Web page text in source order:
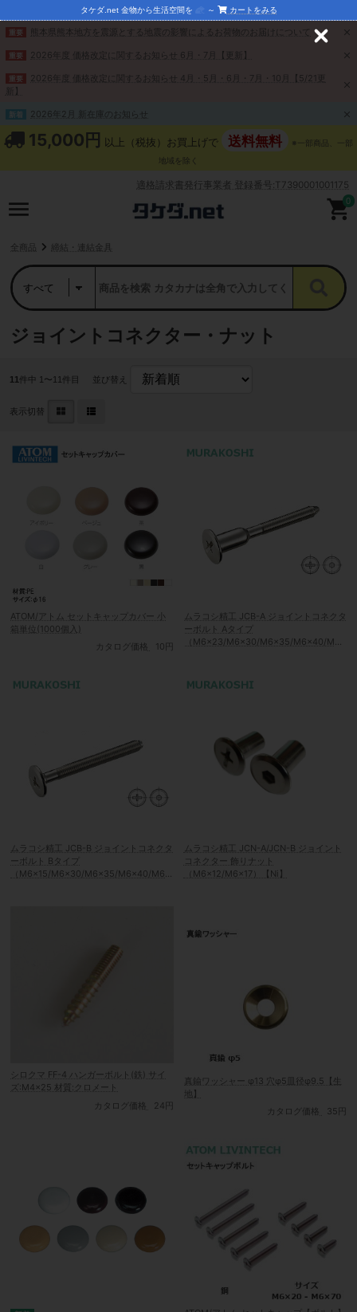
重要 熊本県熊本地方を震源とする地震の影響によるお荷物のお届けについて
重要 2026年度 価格改定に関するお知らせ 6月・7月【更新】
重要
2026年度 価格改定に関するお知らせ 4月・5月・6月・7月・10月【5/21更
新】
新着 2026年2月 新在庫のお知らせ
タケダ.net 金物から生活空間を ～ カートをみる
15,000円 以上（税抜）お買上げで 送料無料
※一部商品、一部
地域を除く
適格請求書発行事業者 登録番号:T7390001001175
0
全商品 締結・連結金具
ジョイントコネクター・ナット
11 件中 1〜11件目 並び替え
表示切替
ATOM/アトム セットキャップカバー 小
箱単位(1000個入)
カタログ価格
10円
ムラコシ精工 JCB-A ジョイントコネクタ
ーボルト Aタイプ
（M6×23/M6×30/M6×35/M6×40/M6×
【Ni】
ムラコシ精工 JCB-B ジョイントコネクタ
ーボルト Bタイプ
（M6×15/M6×30/M6×35/M6×40/M6×
ムラコシ精工 JCN-A/JCN-B ジョイント
コネクター 飾りナット
（M6×12/M6×17）【Ni】
シロクマ FF-4 ハンガーボルト(鉄) サイ
ズ:M4×25 材質:クロメート
カタログ価格
24円
真鍮ワッシャー φ13 穴φ5皿径φ9.5【生
地】
カタログ価格
35円
C
s